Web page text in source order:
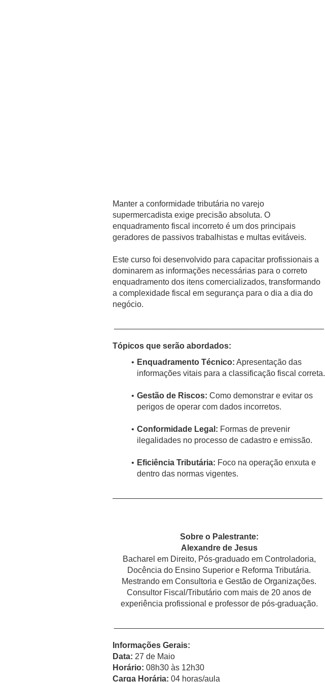
Manter a conformidade tributária no varejo
supermercadista exige precisão absoluta. O
enquadramento fiscal incorreto é um dos principais
geradores de passivos trabalhistas e multas evitáveis.
Este curso foi desenvolvido para capacitar profissionais a
dominarem as informações necessárias para o correto
enquadramento dos itens comercializados, transformando
a complexidade fiscal em segurança para o dia a dia do
negócio.
Tópicos que serão abordados:
Enquadramento Técnico: Apresentação das
informações vitais para a classificação fiscal correta.
Gestão de Riscos: Como demonstrar e evitar os
perigos de operar com dados incorretos.
Conformidade Legal: Formas de prevenir
ilegalidades no processo de cadastro e emissão.
Eficiência Tributária: Foco na operação enxuta e
dentro das normas vigentes.
Sobre o Palestrante:
Alexandre de Jesus
Bacharel em Direito, Pós-graduado em Controladoria,
Docência do Ensino Superior e Reforma Tributária.
Mestrando em Consultoria e Gestão de Organizações.
Consultor Fiscal/Tributário com mais de 20 anos de
experiência profissional e professor de pós-graduação.
Informações Gerais:
Data: 27 de Maio
Horário: 08h30 às 12h30
Carga Horária: 04 horas/aula